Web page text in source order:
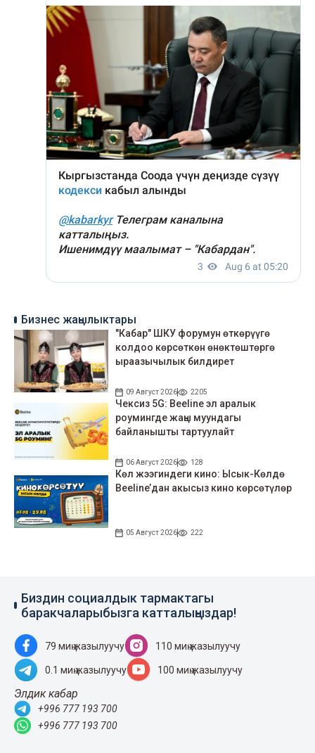
Бизнес жаңылыктары
"Кабар" ШКУ форумун өткөрүүгө
колдоо көрсөткөн өнөктөштөргө
ыраазычылык билдирет
09 Август 2026 2205
Чексиз 5G: Beeline эл аралык
роумингде жаңы муундагы
байланышты тартуулайт
06 Август 2026 128
Көл жээгиндеги кино: Ысык-Көлдө
Beeline’дан акысыз кино көрсөтүлөр
05 Август 2026 222
Биздин социалдык тармактагы
баракчаларыбызга катталыңыздар!
79 миң жазылуучу 110 миң жазылуучу
0.1 миң жазылуучу 100 миң жазылуучу
Элдик кабар
+996 777 193 700
+996 777 193 700